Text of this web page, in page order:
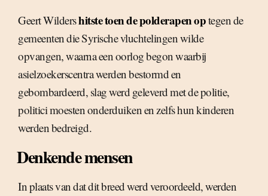
Geert Wildershitste toen de polderapen optegen de
gemeenten die Syrische vluchtelingen wilde
opvangen, waarna een oorlog begon waarbij
asielzoekerscentra werden bestormd en
gebombardeerd, slag werd geleverd met de politie,
politici moesten onderduiken en zelfs hun kinderen
werden bedreigd.
Denkende mensen
In plaats van dat dit breed werd veroordeeld, werden